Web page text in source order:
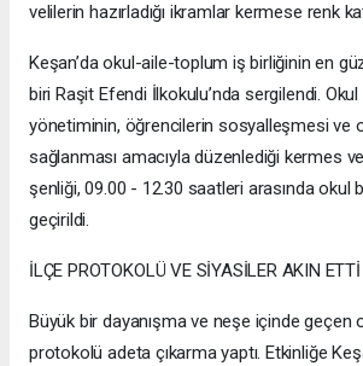
velilerin hazırladığı ikramlar kermese renk
Keşan’da okul-aile-toplum iş birliğinin en
biri Raşit Efendi İlkokulu’nda sergilendi.
yönetiminin, öğrencilerin sosyalleşmesi ve
sağlanması amacıyla düzenlediği kermes
şenliği, 09.00 - 12.30 saatleri arasında okul
geçirildi.
İLÇE PROTOKOLÜ VE SİYASİLER AKIN ETTİ
Büyük bir dayanışma ve neşe içinde geçen
protokolü adeta çıkarma yaptı. Etkinliğe